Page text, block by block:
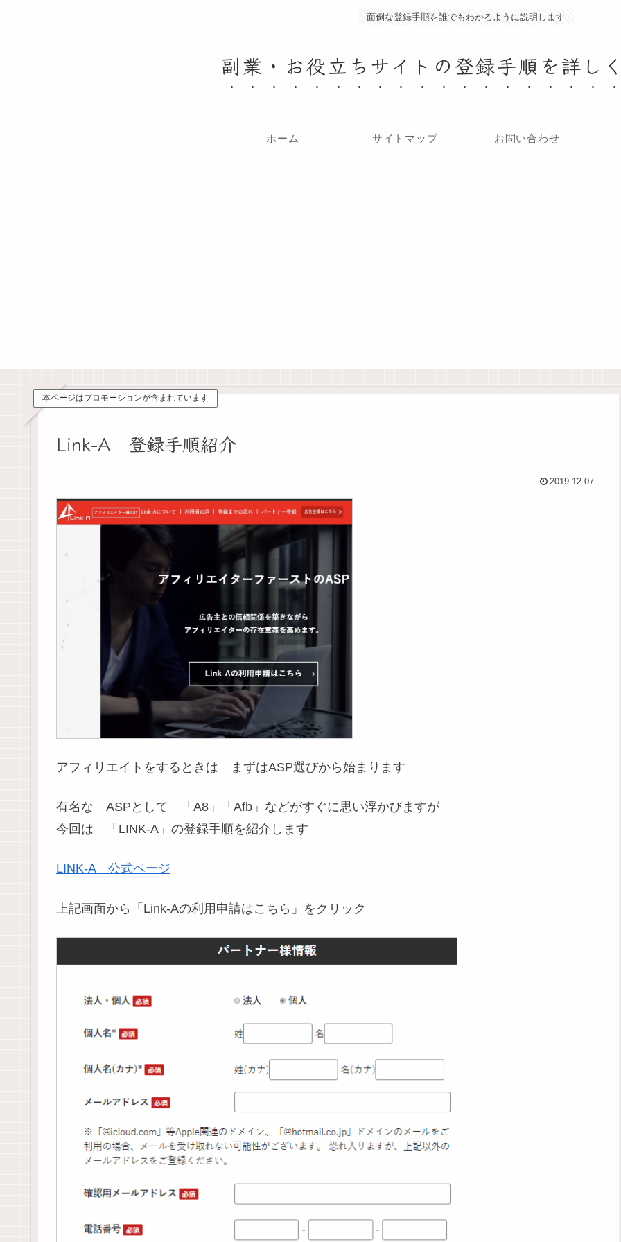
面倒な登録手順を誰でもわかるように説明します
副業・お役立ちサイトの登録手順を詳し
ホーム サイトマップ お問い合わせ
本ページはプロモーションが含まれています
Link-A 登録手順紹介
2019.12.07
アフィリエイトをするときは まずはASP選びから始まります
有名な ASPとして 「A8」「Afb」などがすぐに思い浮かびますが
今回は 「LINK-A」の登録手順を紹介します
LINK-A 公式ページ
上記画面から「Link-Aの利用申請はこちら」をクリック